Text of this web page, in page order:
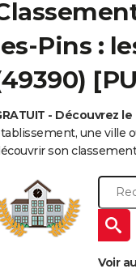
Pins :
- Découvrez
une ville
son
Voir